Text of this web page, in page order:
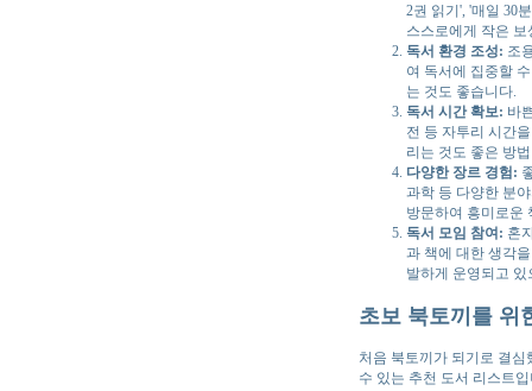
2권 읽기', '매일 30
스스로에게 작은
독서 환경 조성: 조
여 독서에 집중할
는 것도 좋습니다.
독서 시간 확보: 바
전 등 자투리 시간
리는 것도 좋은 방
다양한 장르 경험:
과학 등 다양한 분
방문하여 흥미로운
독서 모임 참여: 혼
과 책에 대한 생각
발하게 운영되고
초보 북토끼를 위
처음 북토끼가 되기로 결
수 있는 추천 도서 리스트